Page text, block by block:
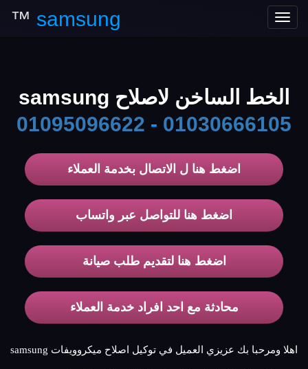
Toggle
samsung
™
الخط الساخن لاصلاح samsung
01095096622 - 01030666105
اضغط هنا ل الاتصال بخدمة العملاء
اضغط هنا للتواصل عبر واتساب
اضغط هنا لتقديم طلب صيانة
محادثة مع احد افراد خدمة العملاء
اهلا ومرحبا بك عزيزي العميل في توكيل اصلاح ميكروويفات samsung